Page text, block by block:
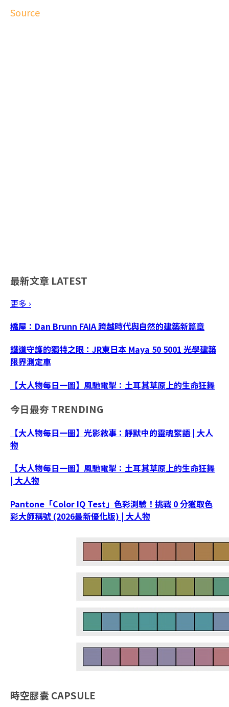
Source
最新文章 LATEST
更多 ›
橋屋：Dan Brunn FAIA 跨越時代與自然的建築新篇章
鐵道守護的獨特之眼：JR東日本 Maya 50 5001 光學建築
限界測定車
【大人物每日一圖】風馳電掣：土耳其草原上的生命狂舞
今日最夯 TRENDING
【大人物每日一圖】光影敘事：靜默中的靈魂絮語 | 大人
物
【大人物每日一圖】風馳電掣：土耳其草原上的生命狂舞
| 大人物
Pantone「Color IQ Test」色彩測驗！挑戰 0 分獲取色
彩大師稱號 (2026最新優化版) | 大人物
時空膠囊 CAPSULE